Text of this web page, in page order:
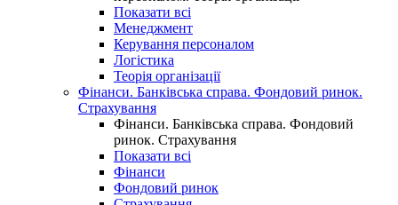
Показати всі
Менеджмент
Керування персоналом
Логістика
Теорія організації
Фінанси. Банківська справа. Фондовий ринок.
Страхування
Фінанси. Банківська справа. Фондовий
ринок. Страхування
Показати всі
Фінанси
Фондовий ринок